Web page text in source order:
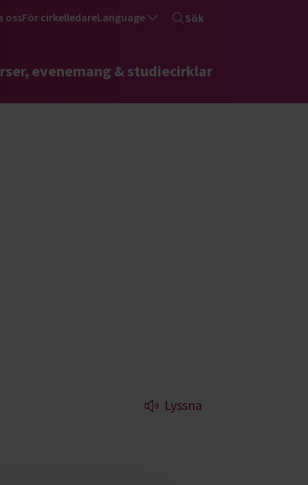
ossFör cirkelledareLanguage Sök
evenemang & studiecirklar
Lyssna